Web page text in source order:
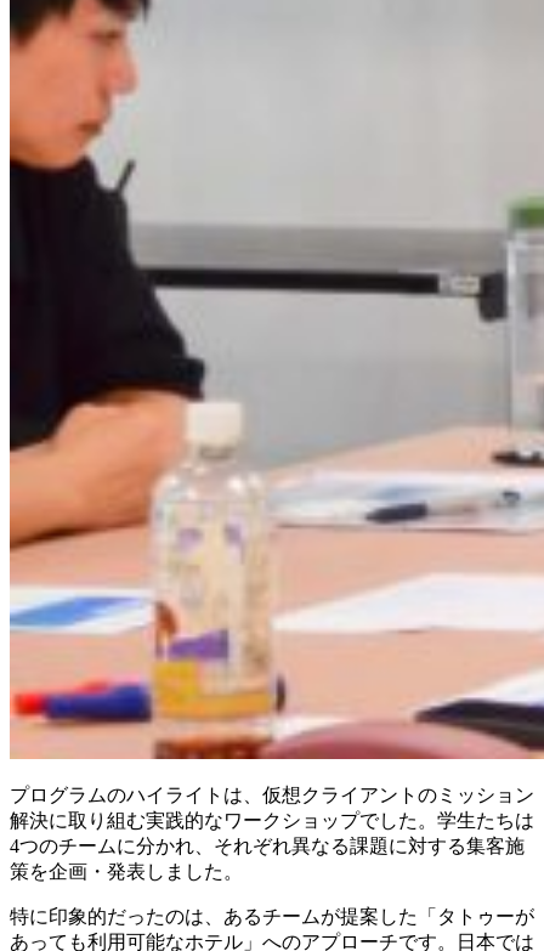
プログラムのハイライトは、仮想クライアントのミッション
解決に取り組む実践的なワークショップでした。学生たちは
4つのチームに分かれ、それぞれ異なる課題に対する集客施
策を企画・発表しました。
特に印象的だったのは、あるチームが提案した「タトゥーが
あっても利用可能なホテル」へのアプローチです。日本では